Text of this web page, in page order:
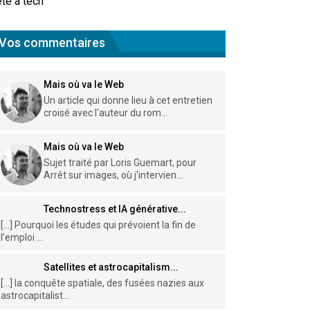
commentaires
Mais où va le Web
Un article qui donne lieu à cet entretien
croisé avec l'auteur du rom...
Mais où va le Web
Sujet traité par Loris Guemart, pour
Arrêt sur images, où j'intervien...
Technostress et IA générative...
[…] Pourquoi les études qui prévoient la fin de
l’emploi ...
Satellites et astrocapitalism...
[…] la conquête spatiale, des fusées nazies aux
astrocapitalist...